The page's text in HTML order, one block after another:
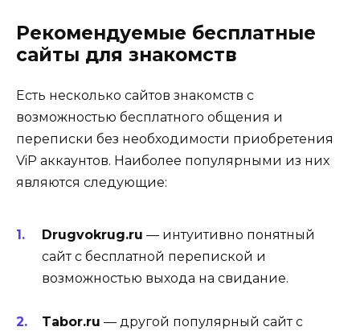
Рекомендуемые бесплатные
сайты для знакомств
Есть несколько сайтов знакомств с
возможностью бесплатного общения и
переписки без необходимости приобретения
ViP аккаунтов. Наиболее популярными из них
являются следующие:
Drugvokrug.ru — интуитивно понятный
сайт с бесплатной перепиской и
возможностью выхода на свидание.
Tabor.ru — другой популярный сайт с